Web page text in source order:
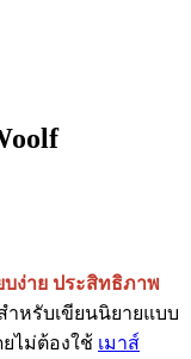
บง่าย ประสิทธิภาพ
ำหรับเขียนนิยายแบบ
ไม่ต้องใช้ เมาส์